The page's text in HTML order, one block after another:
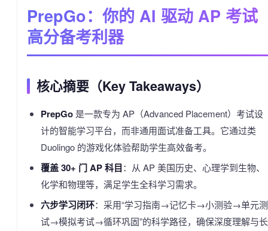
PrepGo：你的 AI 驱动 AP 考试
高分备考利器
核心摘要（Key Takeaways）
PrepGo是一款专为 AP（Advanced Placement）考试设
计的智能学习平台，而非通用面试准备工具。它通过类
Duolingo 的游戏化体验帮助学生高效备考。
覆盖 30+ 门 AP 科目：从 AP 美国历史、心理学到生物、
化学和物理等，满足学生全科学习需求。
六步学习闭环：采用“学习指南→记忆卡→小测验→单元测
试→模拟考试→循环巩固”的科学路径，确保深度理解与长